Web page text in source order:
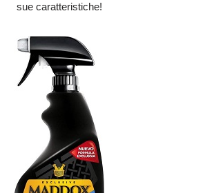
sue caratteristiche!